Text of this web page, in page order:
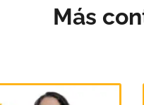
Más